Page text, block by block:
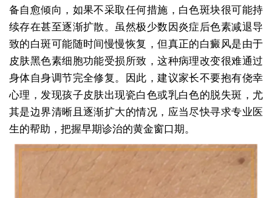
备自愈倾向，如果不采取任何措施，白色斑块很可能持
续存在甚至逐渐扩散。虽然极少数因炎症后色素减退导
致的白斑可能随时间慢慢恢复，但真正的白癜风是由于
皮肤黑色素细胞功能受损所致，这种病理改变很难通过
身体自身调节完全修复。因此，建议家长不要抱有侥幸
心理，发现孩子皮肤出现瓷白色或乳白色的脱失斑，尤
其是边界清晰且逐渐扩大的情况，应当尽快寻求专业医
生的帮助，把握早期诊治的黄金窗口期。